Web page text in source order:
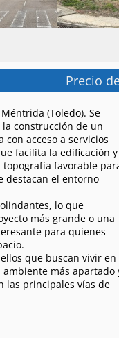
Precio
(Toledo). Se
construcción de un
acceso a servicios
facilita la edificación
favorable
destacan el entorno
lo que
más grande o una
para quienes
que buscan vivir en
más apartado
las principales vías de